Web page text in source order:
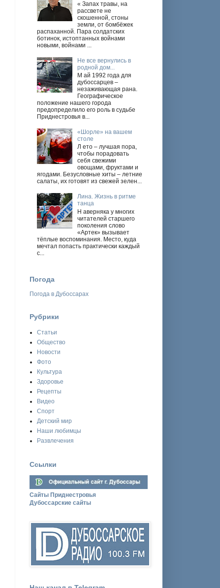
« Запах травы, на
рассвете не
скошенной, стоны
земли, от бомбёжек
распаханной. Пара солдатских
ботинок, истоптанных войнами
новыми, войнами ...
Не все вернулись в
родной дом...
М ай 1992 года для
дубоссарцев –
незаживающая рана.
Географическое
положение нашего города
предопределило его роль в судьбе
Приднестровья в...
«Шорле» на вашем
столе
Л ето – лучшая пора,
чтобы порадовать
себя свежими
овощами, фруктами и
ягодами. Безусловные хиты – летние
салаты, их готовят из свежей зелен...
Лина. Жизнь в ритме
танца
Н аверняка у многих
читателей старшего
поколения слово
«Артек» вызывает
тёплые воспоминания. Место, куда
мечтал попасть практически каждый
с...
Погода
Погода в Дубоссарах
Рубрики
Статьи
Общество
Новости
Фото
Культура
Здоровье
Рецепты
Видео
Спорт
Детский мир
Наши любимцы
Развлечения
Ссылки
Сайты Приднестровья
Дубоссарские сайты